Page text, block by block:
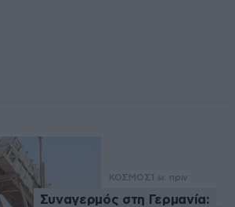
ΚΟΣΜΟΣ 1 ω. πριν
Συναγερμός στη Γερμανία: